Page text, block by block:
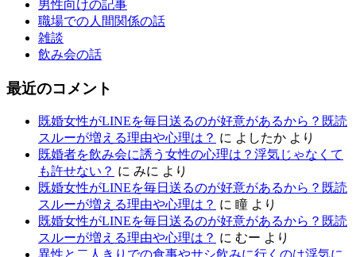
男性向けの記事
職場での人間関係の話
雑談
飲み会の話
最近のコメント
既婚女性がLINEを毎日送るのが好意があるから？既読
スルーが増える理由や心理は？ に よしたか より
既婚者を飲み会に誘う女性の心理は？浮気じゃなくて
も許せない？ に みに より
既婚女性がLINEを毎日送るのが好意があるから？既読
スルーが増える理由や心理は？ に 瞳 より
既婚女性がLINEを毎日送るのが好意があるから？既読
スルーが増える理由や心理は？ に むー より